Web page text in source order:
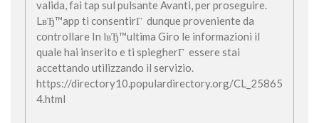
valida, fai tap sul pulsante Avanti, per proseguire.
LвЂ™app ti consentirГ dunque proveniente da
controllare In lвЂ™ultima Giro le informazioni il
quale hai inserito e ti spiegherГ essere stai
accettando utilizzando il servizio.
https://directory10.populardirectory.org/CL_25865
4.html